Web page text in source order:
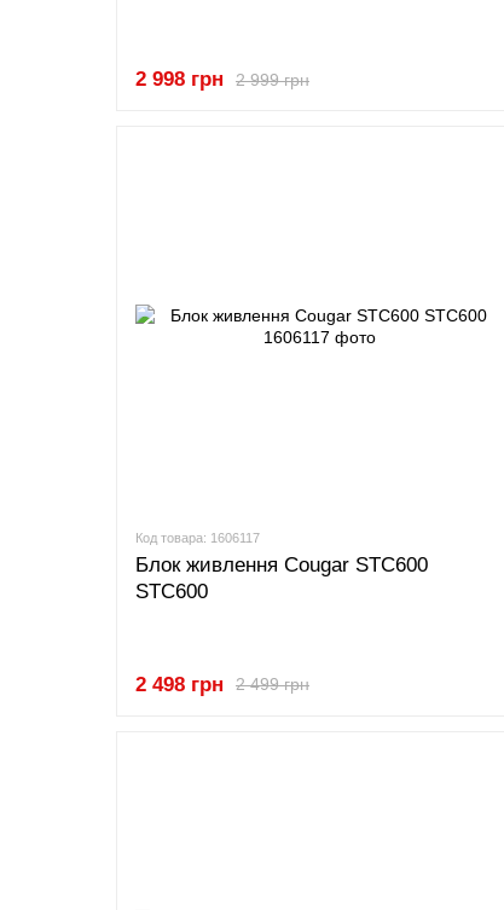
2 999 грн
2 998 грн
Код товара: 1606117
Блок живлення Cougar STC600
STC600
2 499 грн
2 498 грн